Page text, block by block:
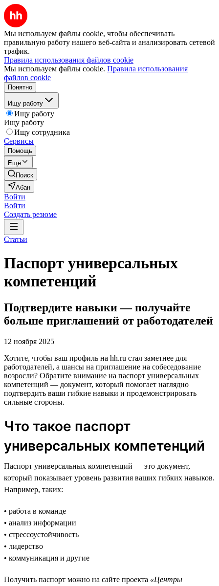
Мы используем файлы cookie, чтобы обеспечивать
правильную работу нашего веб-сайта и анализировать сетевой
трафик.
Правила использования файлов cookie
Мы используем файлы cookie. Правила использования
файлов cookie
Понятно
Ищу работу
Ищу работу
Ищу работу
Ищу сотрудника
Сервисы
Помощь
Ещё
Поиск
Абан
Войти
Войти
Создать резюме
Статьи
Паспорт универсальных
компетенций
Подтвердите навыки — получайте
больше приглашений от работодателей
12 ноября 2025
Хотите, чтобы ваш профиль на hh.ru стал заметнее для
работодателей, а шансы на приглашение на собеседование
возросли? Обратите внимание на паспорт универсальных
компетенций — документ, который помогает наглядно
подтвердить ваши гибкие навыки и продемонстрировать
сильные стороны.
Что такое паспорт
универсальных компетенций
Паспорт универсальных компетенций — это документ,
который показывает уровень развития ваших гибких навыков.
Например, таких:
• работа в команде
• анализ информации
• стрессоустойчивость
• лидерство
• коммуникация и другие
Получить паспорт можно на сайте проекта «Центры